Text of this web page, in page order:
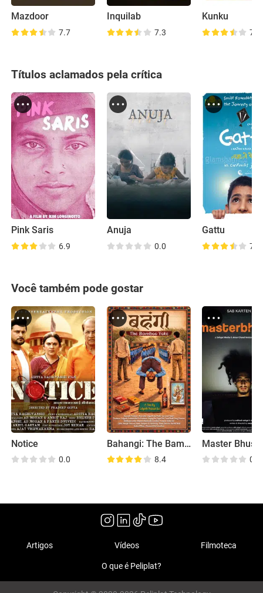
Mazdoor
7.7
Inquilab
7.3
Kunku
7.0
Títulos aclamados pela crítica
Pink Saris
6.9
Anuja
0.0
Gattu
7.4
Você também pode gostar
Notice
0.0
Bahangi: The Bamboo Yoke
8.4
Master
0.0
Artigos Vídeos Filmoteca
O que é Peliplat?